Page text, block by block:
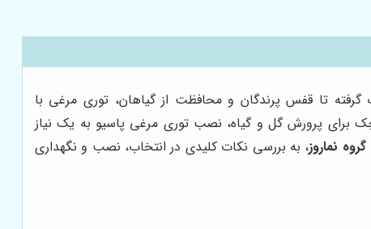
تا قفس پرندگان و محافظت از گیاهان، توری مرغی با
برای پرورش گل و گیاه، نصب توری مرغی پاسیو به یک نیاز
گروه نماروز، به بررسی نکات کلیدی در انتخاب، نصب و نگهداری